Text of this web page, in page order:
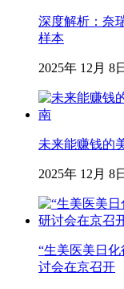
深度解析：奈
样本
2025年 12月 8日
未来能赚钱的
2025年 12月 8日
“生美医美日
讨会在京召开